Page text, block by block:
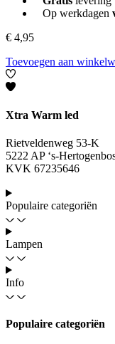
Op werkdagen
€ 4,95
Toevoegen aan
Xtra Warm led
Rietveldenweg 53-K
5222 AP ‘s-
KVK 67235646
Populaire categoriën
Lampen
Info
Populaire categoriën